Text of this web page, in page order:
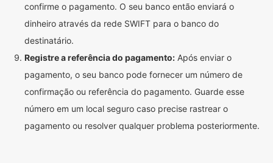
confirme o pagamento. O seu banco então enviará o
dinheiro através da rede SWIFT para o banco do
destinatário.
Registre a referência do pagamento: Após enviar o
pagamento, o seu banco pode fornecer um número de
confirmação ou referência do pagamento. Guarde esse
número em um local seguro caso precise rastrear o
pagamento ou resolver qualquer problema posteriormente.